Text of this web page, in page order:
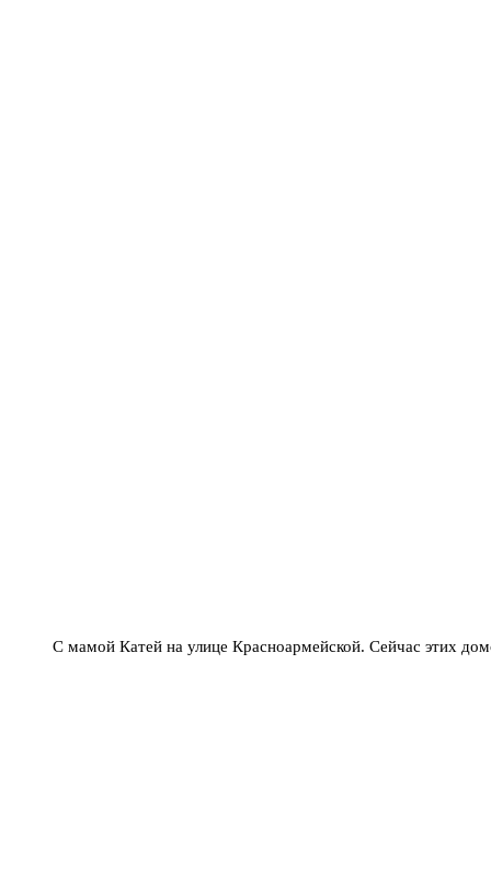
С мамой Катей на улице Красноармейской. Сейчас этих